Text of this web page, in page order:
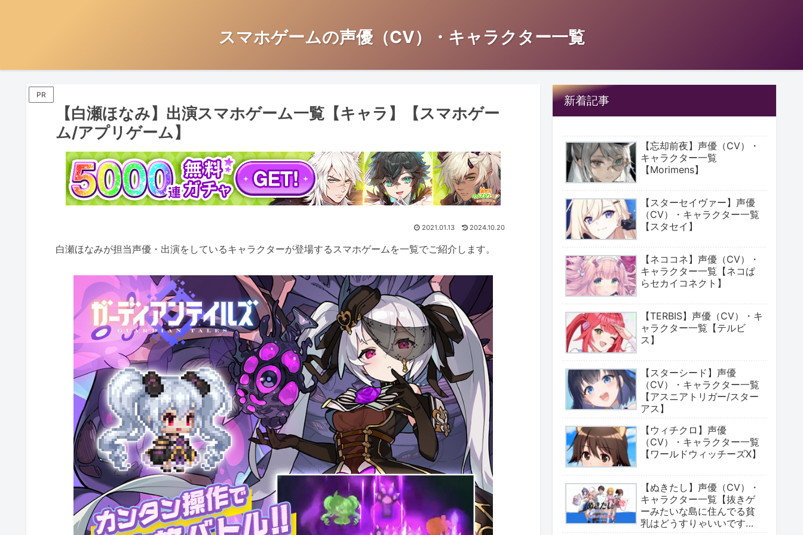
スマホゲームの声優（CV）・キャラクター一覧
PR
【白瀬ほなみ】出演スマホゲーム一覧【キャラ】【スマホゲー
ム/アプリゲーム】
2021.01.13 2024.10.20
白瀬ほなみが担当声優・出演をしているキャラクターが登場するスマホゲームを一覧でご紹介します。
新着記事
【忘却前夜】声優（CV）・
キャラクター一覧
【Morimens】
【スターセイヴァー】声優
（CV）・キャラクター一覧
【スタセイ】
【ネココネ】声優（CV）・
キャラクター一覧【ネコぱ
らセカイコネクト】
【TERBIS】声優（CV）・キ
ャラクター一覧【テルビ
ス】
【スターシード】声優
（CV）・キャラクター一覧
【アスニアトリガー/スター
アス】
【ウィチクロ】声優
（CV）・キャラクター一覧
【ワールドウィッチーズX】
【ぬきたし】声優（CV）・
キャラクター一覧【抜きゲ
ーみたいな島に住んでる貧
乳はどうすりゃいいです